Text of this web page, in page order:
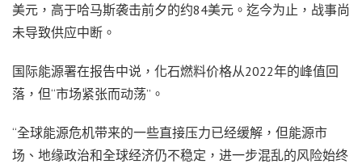
美元，高于哈马斯袭击前夕的约84美元。迄今为止，战事尚
未导致供应中断。
国际能源署在报告中说，化石燃料价格从2022年的峰值回
落，但“市场紧张而动荡”。
“全球能源危机带来的一些直接压力已经缓解，但能源市
场、地缘政治和全球经济仍不稳定，进一步混乱的风险始终